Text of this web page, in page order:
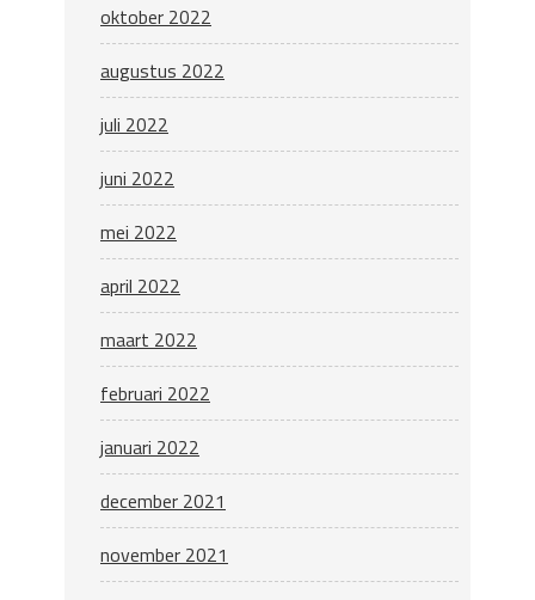
oktober 2022
augustus 2022
juli 2022
juni 2022
mei 2022
april 2022
maart 2022
februari 2022
januari 2022
december 2021
november 2021